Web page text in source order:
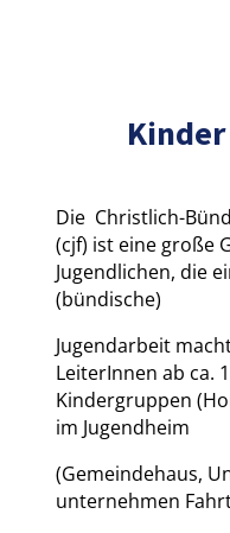
Die Christlich-
(cjf) ist eine große
Jugendlichen, die
(bündische)
Jugendarbeit
LeiterInnen ab ca.
Kindergruppen
im Jugendheim
(Gemeindehaus,
unternehmen